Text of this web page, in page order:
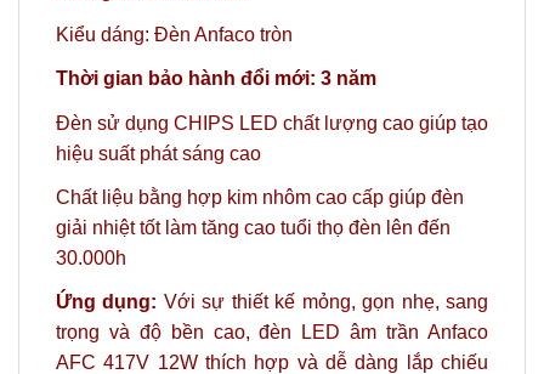
Kiểu dáng: Đèn Anfaco tròn
Thời gian bảo hành đổi mới: 3 năm
Đèn sử dụng CHIPS LED chất lượng cao giúp tạo
hiệu suất phát sáng cao
Chất liệu bằng hợp kim nhôm cao cấp giúp đèn
giải nhiệt tốt làm tăng cao tuổi thọ đèn lên đến
30.000h
Ứng dụng: Với sự thiết kế mỏng, gọn nhẹ, sang
trọng và độ bền cao, đèn LED âm trần Anfaco
AFC 417V 12W thích hợp và dễ dàng lắp chiếu